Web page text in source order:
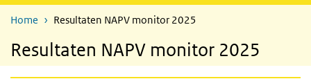
Home Resultaten NAPV monitor 2025
Resultaten NAPV monitor 2025